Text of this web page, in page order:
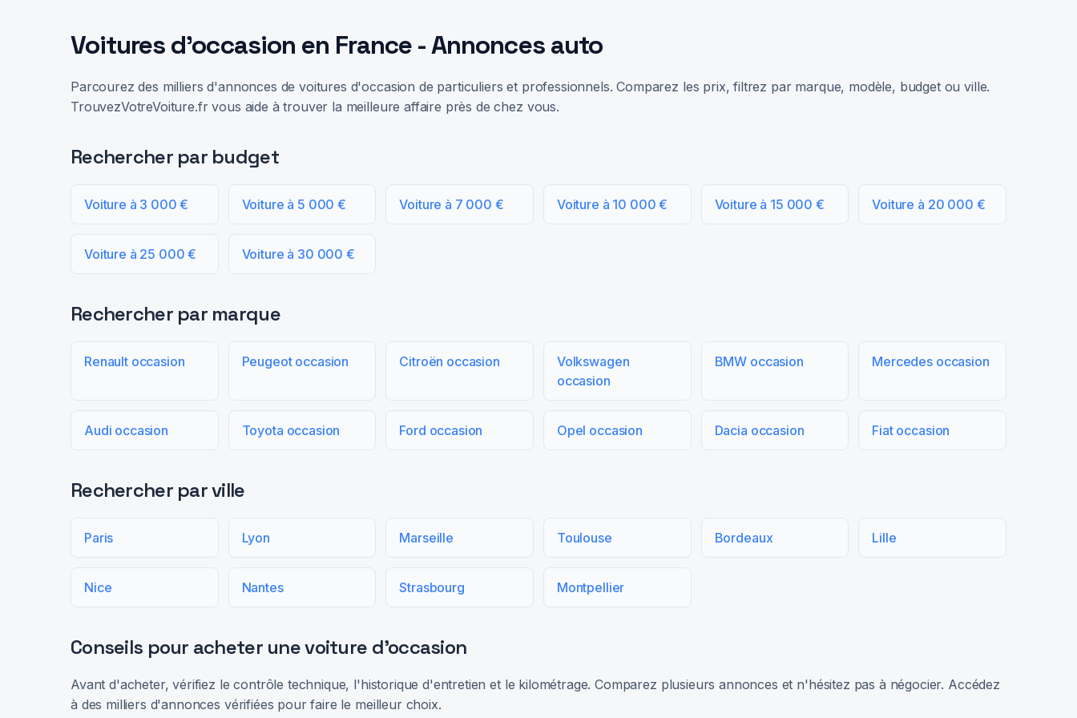
Voitures d'occasion en France - Annonces auto
Parcourez des milliers d'annonces de voitures d'occasion de particuliers et professionnels. Comparez les prix, filtrez par marque, modèle, budget ou ville.
TrouvezVotreVoiture.fr vous aide à trouver la meilleure affaire près de chez vous.
Rechercher par budget
Voiture à 3 000 € Voiture à 5 000 € Voiture à 7 000 € Voiture à 10 000 € Voiture à 15 000 € Voiture à 20 000 €
Voiture à 25 000 € Voiture à 30 000 €
Rechercher par marque
Renault occasion Peugeot occasion Citroën occasion
Volkswagen
occasion
BMW occasion Mercedes occasion
Audi occasion Toyota occasion Ford occasion Opel occasion Dacia occasion Fiat occasion
Rechercher par ville
Paris Lyon Marseille Toulouse Bordeaux Lille
Nice Nantes Strasbourg Montpellier
Conseils pour acheter une voiture d'occasion
Avant d'acheter, vérifiez le contrôle technique, l'historique d'entretien et le kilométrage. Comparez plusieurs annonces et n'hésitez pas à négocier. Accédez
à des milliers d'annonces vérifiées pour faire le meilleur choix.